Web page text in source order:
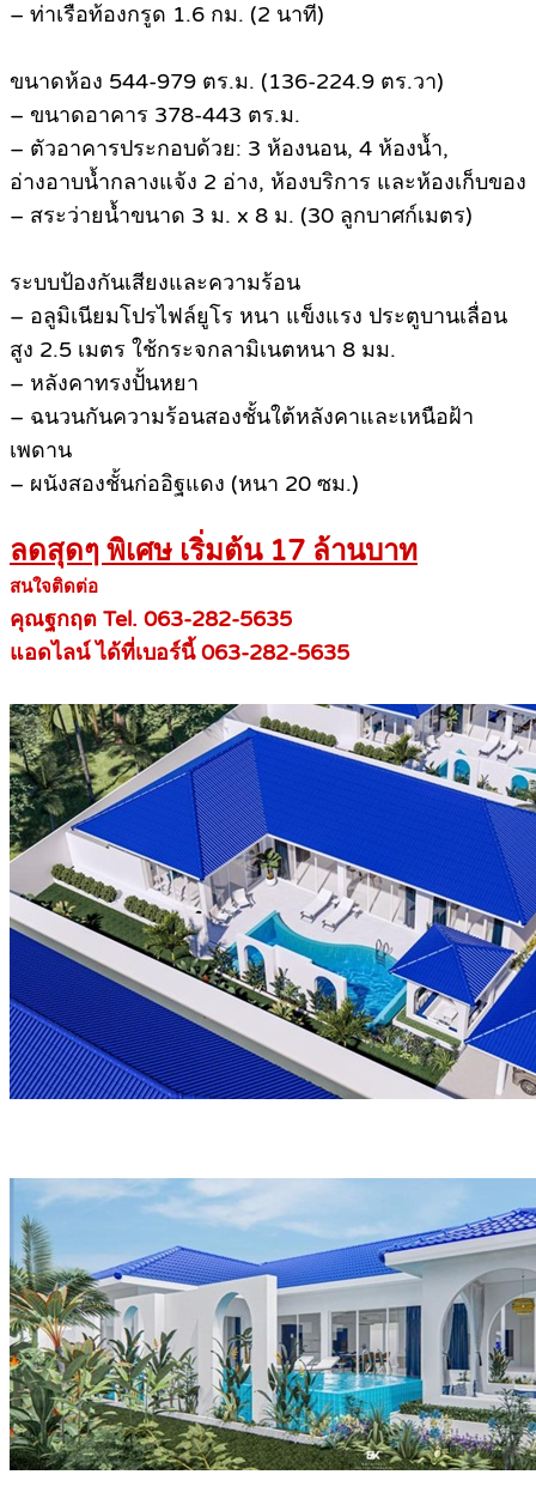
– ท่าเรือท้องกรูด 1.6 กม. (2 นาที)
ขนาดห้อง 544-979 ตร.ม. (136-224.9 ตร.วา)
– ขนาดอาคาร 378-443 ตร.ม.
– ตัวอาคารประกอบด้วย: 3 ห้องนอน, 4 ห้องน้ำ,
อ่างอาบน้ำกลางแจ้ง 2 อ่าง, ห้องบริการ และห้องเก็บของ
– สระว่ายน้ำขนาด 3 ม. x 8 ม. (30 ลูกบาศก์เมตร)
ระบบป้องกันเสียงและความร้อน
– อลูมิเนียมโปรไฟล์ยูโร หนา แข็งแรง ประตูบานเลื่อน
สูง 2.5 เมตร ใช้กระจกลามิเนตหนา 8 มม.
– หลังคาทรงปั้นหยา
– ฉนวนกันความร้อนสองชั้นใต้หลังคาและเหนือฝ้า
เพดาน
– ผนังสองชั้นก่ออิฐแดง (หนา 20 ซม.)
ลดสุดๆ พิเศษ เริ่มต้น 17 ล้านบาท
สนใจติดต่อ
คุณฐกฤต Tel. 063-282-5635
แอดไลน์ ได้ที่เบอร์นี้ 063-282-5635